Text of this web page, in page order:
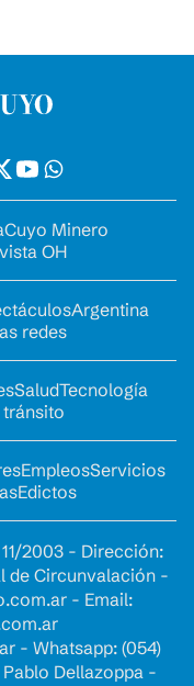
Cuyo Minero
OH
Argentina
redes
SaludTecnología
tránsito
EmpleosServicios
Edictos
2003 - Dirección:
de Circunvalación -
- Email:
- Whatsapp: (054)
Dellazoppa -